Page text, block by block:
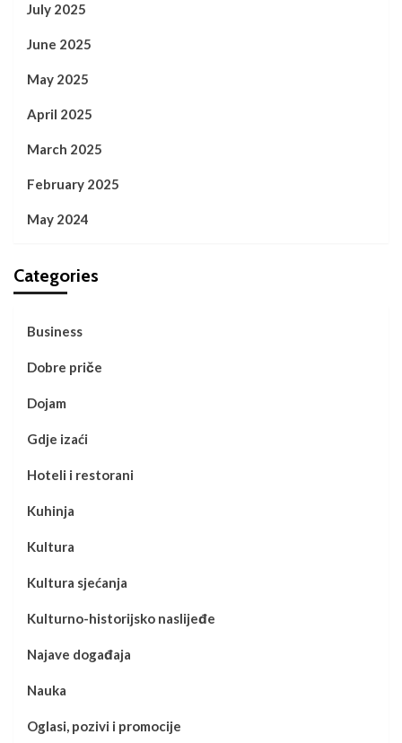
July 2025
June 2025
May 2025
April 2025
March 2025
February 2025
May 2024
Categories
Business
Dobre priče
Dojam
Gdje izaći
Hoteli i restorani
Kuhinja
Kultura
Kultura sjećanja
Kulturno-historijsko naslijeđe
Najave događaja
Nauka
Oglasi, pozivi i promocije